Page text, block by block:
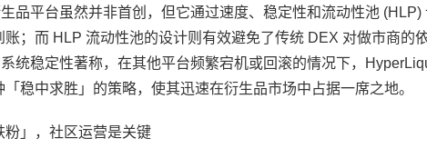
品平台虽然并非首创，但它通过速度、稳定性和流动性池
；而 HLP 流动性池的设计则有效避免了传统 DEX 对做市商的
统稳定性著称，在其他平台频繁宕机或回滚的情况下，
稳中求胜」的策略，使其迅速在衍生品市场中占据一席之地。
粉」，社区运营是关键